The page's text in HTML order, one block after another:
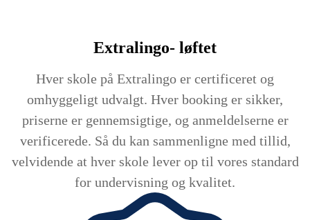
Extralingo- løftet
Hver skole på Extralingo er certificeret og
omhyggeligt udvalgt. Hver booking er sikker,
priserne er gennemsigtige, og anmeldelserne er
verificerede. Så du kan sammenligne med tillid,
velvidende at hver skole lever op til vores standard
for undervisning og kvalitet.